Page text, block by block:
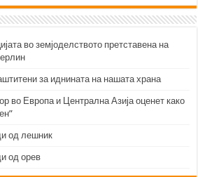
во земјоделството претставена на
за иднината на нашата храна
во Европа и Централна Азија оценет како
од лешник
од орев